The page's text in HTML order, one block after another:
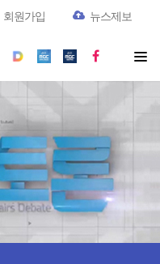
회원가입 뉴스제보